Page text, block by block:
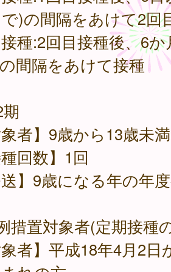
)の間隔をあけて2回
種:2回目接種後、6
間隔をあけて接種
者】9歳から13歳未
回数】1回
】9歳になる年の年
措置対象者(定期接種
者】平成18年4月2日